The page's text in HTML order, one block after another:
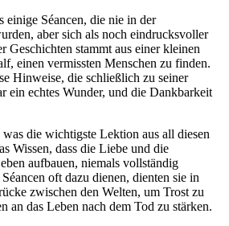
einige Séancen, die nie in der
aber sich als noch eindrucksvoller
Geschichten stammt aus einer kleinen
einen vermissten Menschen zu finden.
Hinweise, die schließlich zu seiner
ein echtes Wunder, und die Dankbarkeit
die wichtigste Lektion aus all diesen
Wissen, dass die Liebe und die
aufbauen, niemals vollständig
oft dazu dienen, dienten sie in
zwischen den Welten, um Trost zu
an das Leben nach dem Tod zu stärken.